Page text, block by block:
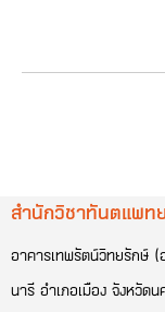
สำนักวิชาทันตแพท
อาคารเทพรัตน์วิทยรักษ์
นารี อำเภอเมือง จังหวัด